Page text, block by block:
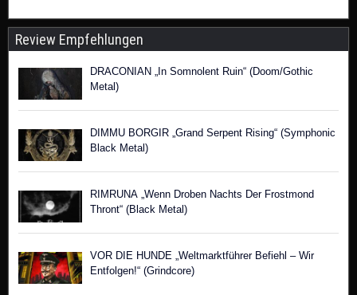
Review Empfehlungen
DRACONIAN „In Somnolent Ruin“ (Doom/Gothic
Metal)
DIMMU BORGIR „Grand Serpent Rising“ (Symphonic
Black Metal)
RIMRUNA „Wenn Droben Nachts Der Frostmond
Thront“ (Black Metal)
VOR DIE HUNDE „Weltmarktführer Befiehl – Wir
Entfolgen!“ (Grindcore)